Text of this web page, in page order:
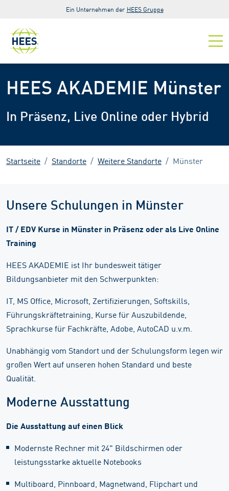
Zur Hauptnavigation springen
Zum Hauptinhalt springen
Zur Fußzeile der Seite springen
Ein Unternehmen der HEES Gruppe
HEES AKADEMIE Münster
In Präsenz, Live Online oder Hybrid
Startseite Standorte Weitere Standorte Münster
Unsere Schulungen in Münster
IT / EDV Kurse in Münster in Präsenz oder als Live Online
Training
HEES AKADEMIE ist Ihr bundesweit tätiger
Bildungsanbieter mit den Schwerpunkten:
IT, MS Office, Microsoft, Zertifizierungen, Softskills,
Führungskräftetraining, Kurse für Auszubildende,
Sprachkurse für Fachkräfte, Adobe, AutoCAD u.v.m.
Unabhängig vom Standort und der Schulungsform legen wir
großen Wert auf unseren hohen Standard und beste
Qualität.
Moderne Ausstattung
Die Ausstattung auf einen Blick
Modernste Rechner mit 24" Bildschirmen oder
leistungsstarke aktuelle Notebooks
Multiboard, Pinnboard, Magnetwand, Flipchart und